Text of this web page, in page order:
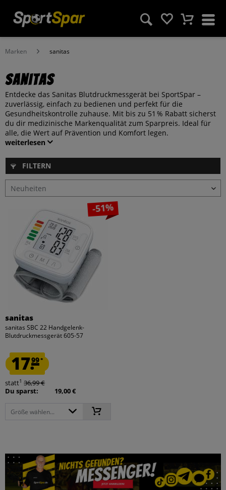
Marken sanitas
sanitas
Entdecke das Sanitas Blutdruckmessgerät bei SportSpar –
zuverlässig, einfach zu bedienen und perfekt für die
Gesundheitskontrolle zuhause. Mit bis zu 51 % Rabatt sicherst
du dir medizinische Markenqualität zum Sparpreis. Ideal für
alle, die Wert auf Prävention und Komfort legen.
weiterlesen
FILTERN
-51%
sanitas
sanitas SBC 22 Handgelenk-
Blutdruckmessgerät 605-57
17.99*
statt1 36,99 €
Du sparst:
19,00 €
Größe wählen...